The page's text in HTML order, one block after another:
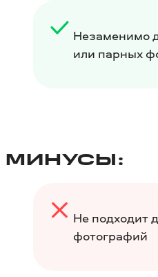
Незаменимо
или парных
МИНУСЫ:
Не подходит
фотографий